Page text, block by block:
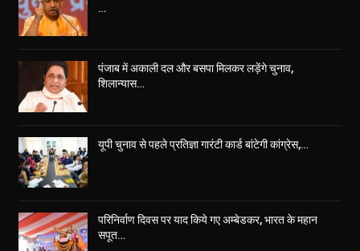
…
पंजाब में अकाली दल और बसपा मिलकर लड़ेंगे चुनाव,
शिलान्यास…
यूपी चुनाव से पहले प्रतिज्ञा गारंटी कार्ड बांटेगी कांग्रेस,…
परिनिर्वाण दिवस पर याद किये गए अम्बेडकर, भारत के महान
सपूत…